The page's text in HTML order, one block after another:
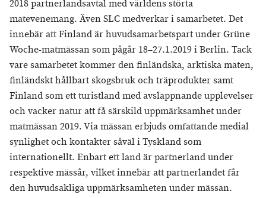
2018 partnerlandsavtal med världens störta
matevenemang. Även SLC medverkar i samarbetet. Det
innebär att Finland är huvudsamarbetspart under Grüne
Woche-matmässan som pågår 18–27.1.2019 i Berlin. Tack
vare samarbetet kommer den finländska, arktiska maten,
finländskt hållbart skogsbruk och träprodukter samt
Finland som ett turistland med avslappnande upplevelser
och vacker natur att få särskild uppmärksamhet under
matmässan 2019. Via mässan erbjuds omfattande medial
synlighet och kontakter såväl i Tyskland som
internationellt. Enbart ett land är partnerland under
respektive mässår, vilket innebär att partnerlandet får
den huvudsakliga uppmärksamheten under mässan.